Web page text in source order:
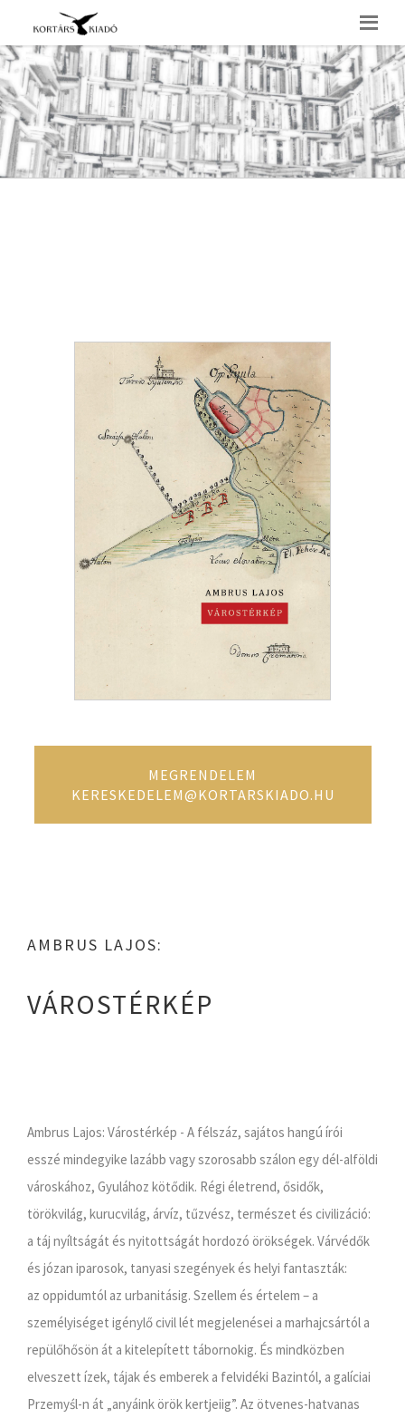
MEGRENDELEM
KERESKEDELEM@KORTARSKIADO.HU
AMBRUS LAJOS:
VÁROSTÉRKÉP
Ambrus Lajos: Várostérkép - A félszáz, sajátos hangú írói
esszé mindegyike lazább vagy szorosabb szálon egy dél-alföldi
városkához, Gyulához kötődik. Régi életrend, ősidők,
törökvilág, kurucvilág, árvíz, tűzvész, természet és civilizáció:
a táj nyíltságát és nyitottságát hordozó örökségek. Várvédők
és józan iparosok, tanyasi szegények és helyi fantaszták:
az oppidumtól az urbanitásig. Szellem és értelem – a
személyiséget igénylő civil lét megjelenései a marhajcsártól a
repülőhősön át a kitelepített tábornokig. És mindközben
elveszett ízek, tájak és emberek a felvidéki Bazintól, a galíciai
Przemyśl-n át „anyáink örök kertjeiig”. Az ötvenes-hatvanas